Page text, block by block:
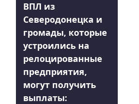
ВПЛ из
Северодонецка и
громады, которые
устроились на
релоцированные
предприятия,
могут получить
выплаты: